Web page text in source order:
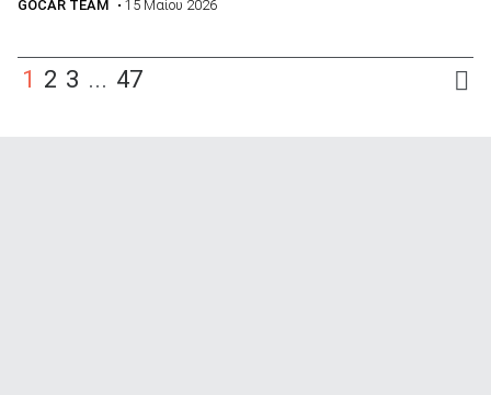
GOCAR TEAM • 15 Μαίου 2026
1 2 3 ... 47